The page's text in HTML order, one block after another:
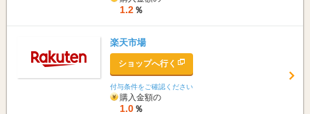
1.2 ％
楽天市場
ショップへ行く
付与条件をご確認ください
購入金額の
1.0 ％